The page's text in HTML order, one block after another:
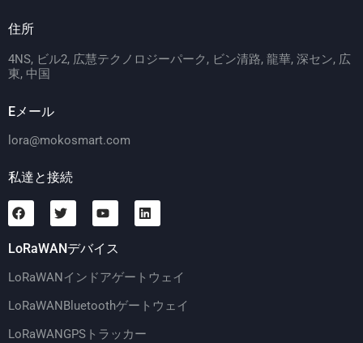
住所
4NS, ビル2, 広慧テクノロジーパーク, ビン清路, 龍華, 深セン, 広
東, 中国
Eメール
lora@mokosmart.com
私達と接続
LoRaWANデバイス
LoRaWANインドアゲートウェイ
LoRaWANBluetoothゲートウェイ
LoRaWANGPSトラッカー